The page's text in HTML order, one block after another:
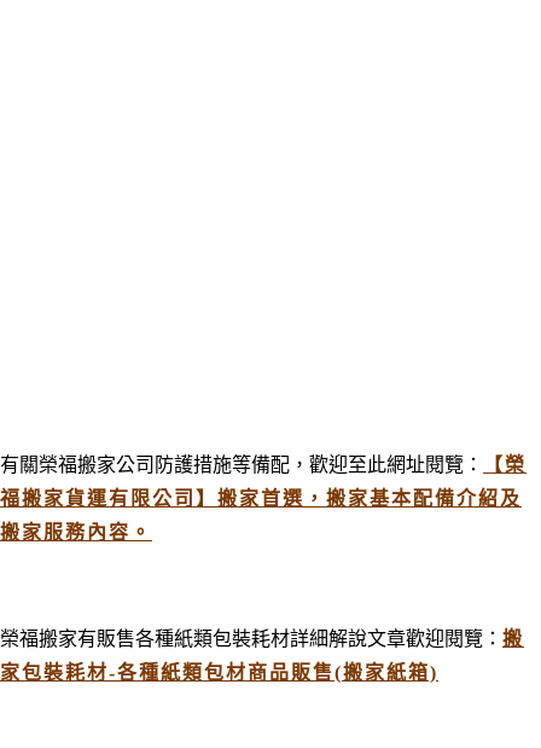
有關榮福搬家公司防護措施等備配 ，歡迎至此網址閱覽：
【榮
福搬家貨運有限公司】搬家首選，搬家基本配備介紹及
搬家服務內容。
榮福搬家有販售各種紙類包裝耗材詳細解說文章歡迎閱覽： 搬
家包裝耗材-各種紙類包材商品販售(搬家紙箱)